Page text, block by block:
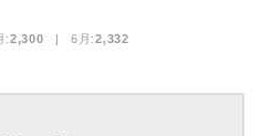
:2,300 | 6月:2,332